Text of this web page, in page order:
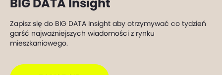
Zapisz się do BIG DATA Insight aby otrzymywać co tydzień
garść najważniejszych wiadomości z rynku
mieszkaniowego.